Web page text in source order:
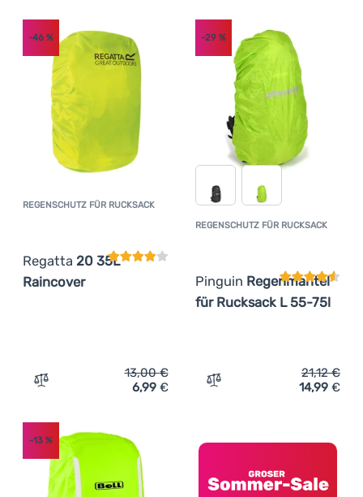
Anmelden /
Registrieren
Salewa(1)
Sea to Summit(4)
REGENSCHUTZ FÜR RUCKSACK
Regatta 20 35L
Raincover
Kundenbewertung
-46 %
Zum Vergleich 'Regenschutz für Rucksack Regatta 20
13,00€
6,99 €
REGENSCHUTZ FÜR RUCKSACK
Pinguin Regenmantel
für Rucksack L 55-75l
-29%
Zum Vergleich
21,12€
14,99 €
-13 %